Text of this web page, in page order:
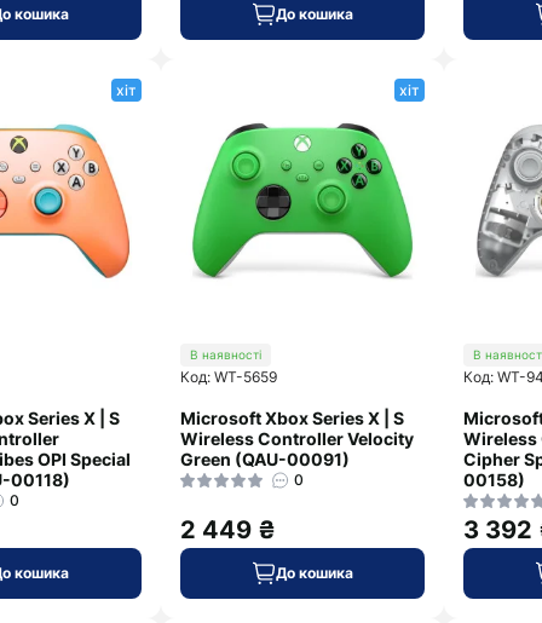
кошика До кошика
хіт
Series X | S
OPI Special
00118)
0
кошика
хіт
В наявності
Код: WT-5659
Microsoft Xbox Series X | S
Wireless Controller Velocity
Green (QAU-00091)
0
2 449 ₴
До кошика
В
Код: WT-
Wireless
Cipher
00158)
3 392